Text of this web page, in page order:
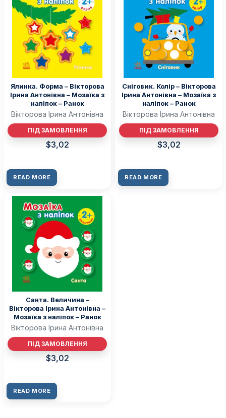
Ялинка. Форма – Вікторова
Ірина Антонівна – Мозаїка з
наліпок – Ранок
Вікторова Ірина Антонівна
ПІД ЗАМОВЛЕННЯ
$3,02
READ MORE
Сніговик. Колір – Вікторова
Ірина Антонівна – Мозаїка з
наліпок – Ранок
Вікторова Ірина Антонівна
ПІД ЗАМОВЛЕННЯ
$3,02
READ MORE
Санта. Величина –
Вікторова Ірина Антонівна –
Мозаїка з наліпок – Ранок
Вікторова Ірина Антонівна
ПІД ЗАМОВЛЕННЯ
$3,02
READ MORE